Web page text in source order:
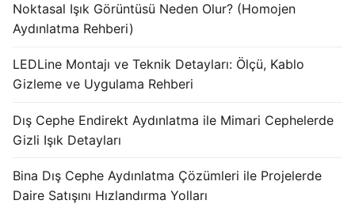
Sabit Akım Çubuk LED
Alüminyum LED Profilleri
Plastik LED Profilleri
DMX Kontrol Sistemleri
Noktasal Işık Görüntüsü Neden Olur? (Homojen
Aydınlatma Rehberi)
LEDLine Montajı ve Teknik Detayları: Ölçü, Kablo
Gizleme ve Uygulama Rehberi
Dış Cephe Endirekt Aydınlatma ile Mimari Cephelerde
Gizli Işık Detayları
Bina Dış Cephe Aydınlatma Çözümleri ile Projelerde
Daire Satışını Hızlandırma Yolları